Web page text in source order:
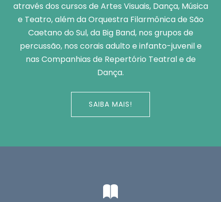
através dos cursos de Artes Visuais, Dança, Música
e Teatro, além da Orquestra Filarmônica de São
Caetano do Sul, da Big Band, nos grupos de
percussão, nos corais adulto e infanto-juvenil e
nas Companhias de Repertório Teatral e de
Dança.
SAIBA MAIS!